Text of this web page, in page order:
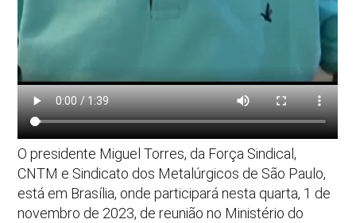
O presidente Miguel Torres, da Força Sindical,
CNTM e Sindicato dos Metalúrgicos de São Paulo,
está em Brasília, onde participará nesta quarta, 1 de
novembro de 2023, de reunião no Ministério do